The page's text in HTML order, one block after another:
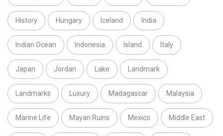
History Hungary Iceland India
Indian Ocean Indonesia Island Italy
Japan Jordan Lake Landmark
Landmarks Luxury Madagascar Malaysia
Marine Life Mayan Ruins Mexico Middle East